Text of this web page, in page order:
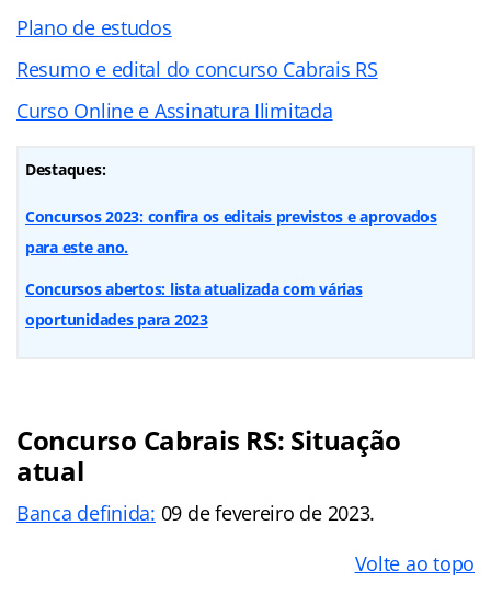
Plano de estudos
Resumo e edital do concurso Cabrais RS
Curso Online e Assinatura Ilimitada
Destaques:
Concursos 2023: confira os editais previstos e aprovados
para este ano.
Concursos abertos: lista atualizada com várias
oportunidades para 2023
Concurso Cabrais RS: Situação
atual
Banca definida: 09 de fevereiro de 2023.
Volte ao topo